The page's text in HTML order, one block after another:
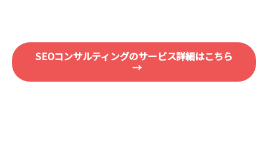
SEOコンサルティングのサービス詳細はこちら
→